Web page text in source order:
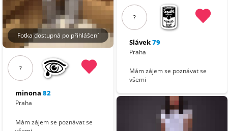
Fotka dostupná po přihlášení
?
minona 82
Praha
Mám zájem se poznávat se
?
Slávek79
Praha
Mám zájem se poznávat se
všemi